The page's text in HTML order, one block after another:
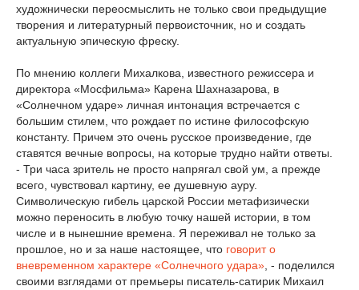
художнически переосмыслить не только свои предыдущие
творения и литературный первоисточник, но и создать
актуальную эпическую фреску.
По мнению коллеги Михалкова, известного режиссера и
директора «Мосфильма» Карена Шахназарова, в
«Солнечном ударе» личная интонация встречается с
большим стилем, что рождает по истине философскую
константу. Причем это очень русское произведение, где
ставятся вечные вопросы, на которые трудно найти ответы.
- Три часа зритель не просто напрягал свой ум, а прежде
всего, чувствовал картину, ее душевную ауру.
Символическую гибель царской России метафизически
можно переносить в любую точку нашей истории, в том
числе и в нынешние времена. Я переживал не только за
прошлое, но и за наше настоящее, что говорит о
вневременном характере «Солнечного удара» , - поделился
своими взглядами от премьеры писатель-сатирик Михаил